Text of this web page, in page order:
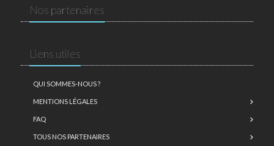
Nos partenaires
Liens utiles
QUI SOMMES-NOUS ?
MENTIONS LÉGALES
FAQ
TOUS NOS PARTENAIRES